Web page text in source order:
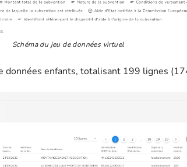
Schéma du jeu de données virtuel
enfants, totalisant 199 lignes